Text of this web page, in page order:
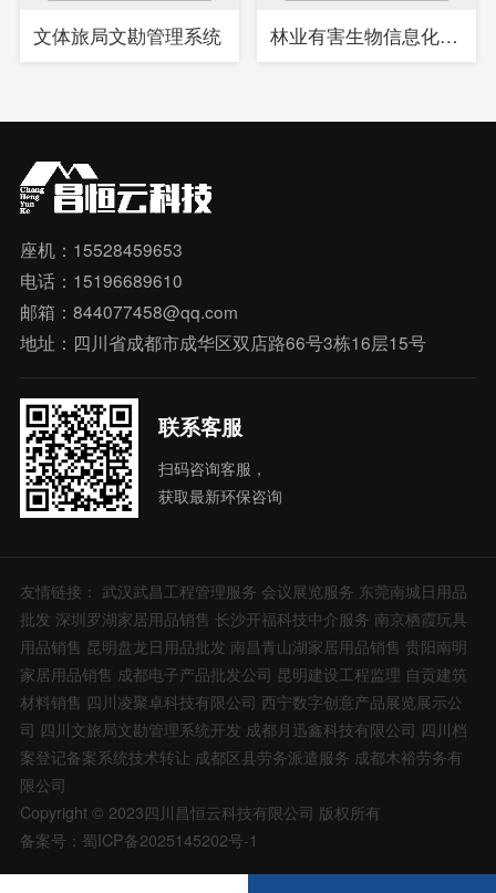
文体旅局文勘管理系统 林业有害生物信息化综合管理系统
座机：15528459653
电话：15196689610
邮箱：844077458@qq.com
地址：四川省成都市成华区双店路66号3栋16层15号
联系客服
扫码咨询客服，
获取最新环保咨询
友情链接： 武汉武昌工程管理服务 会议展览服务 东莞南城日用品
批发 深圳罗湖家居用品销售 长沙开福科技中介服务 南京栖霞玩具
用品销售 昆明盘龙日用品批发 南昌青山湖家居用品销售 贵阳南明
家居用品销售 成都电子产品批发公司 昆明建设工程监理 自贡建筑
材料销售 四川凌聚卓科技有限公司 西宁数字创意产品展览展示公
司 四川文旅局文勘管理系统开发 成都月迅鑫科技有限公司 四川档
案登记备案系统技术转让 成都区县劳务派遣服务 成都木裕劳务有
限公司
Copyright © 2023四川昌恒云科技有限公司 版权所有
备案号：蜀ICP备2025145202号-1